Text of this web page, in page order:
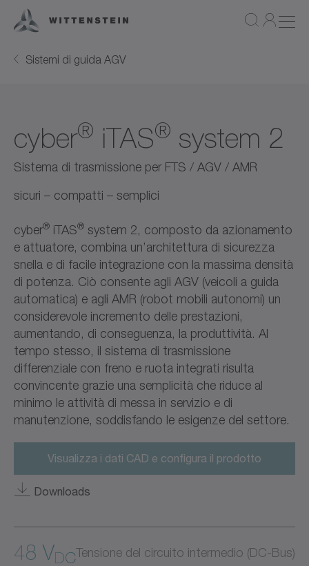
Sistemi di guida AGV
cyber® iTAS® system 2
Sistema di trasmissione per FTS / AGV / AMR
sicuri – compatti – semplici
cyber® iTAS® system 2, composto da azionamento
e attuatore, combina un’architettura di sicurezza
snella e di facile integrazione con la massima densità
di potenza. Ciò consente agli AGV (veicoli a guida
automatica) e agli AMR (robot mobili autonomi) un
considerevole incremento delle prestazioni,
aumentando, di conseguenza, la produttività. Al
tempo stesso, il sistema di trasmissione
differenziale con freno e ruota integrati risulta
convincente grazie una semplicità che riduce al
minimo le attività di messa in servizio e di
manutenzione, soddisfando le esigenze del settore.
Visualizza i dati CAD e configura il prodotto
Downloads
48 VDCTensione del circuito intermedio (DC-Bus)